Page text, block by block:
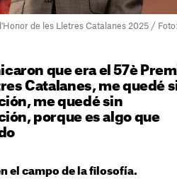
de les Lletres Catalanes 2025 / Foto:
que era el 57è
Catalanes, me quedé
me quedé sin
porque es algo que
el campo de la filosofía.